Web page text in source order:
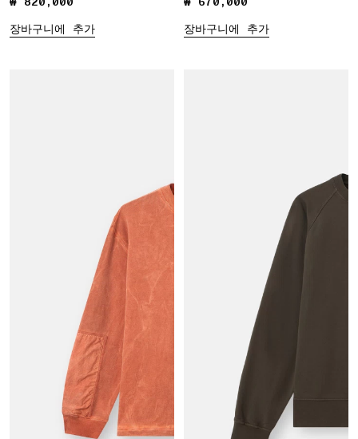
장바구니에 추가
장바구니에 추가